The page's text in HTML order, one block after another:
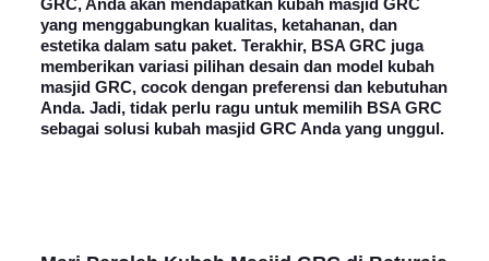
yang menggabungkan kualitas, ketahanan, dan
estetika dalam satu paket. Terakhir, BSA GRC juga
memberikan variasi pilihan desain dan model kubah
masjid GRC, cocok dengan preferensi dan kebutuhan
Anda. Jadi, tidak perlu ragu untuk memilih BSA GRC
sebagai solusi kubah masjid GRC Anda yang unggul.